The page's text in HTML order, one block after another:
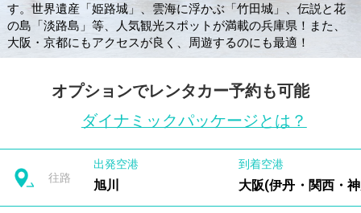
す。世界遺産「姫路城」、雲海に浮かぶ「竹田城」、伝説と花
の島「淡路島」等、人気観光スポットが満載の兵庫県！また、
大阪・京都にもアクセスが良く、周遊するのにも最適！
オプションでレンタカー予約も可能
ダイナミックパッケージとは？
往路
出発空港
旭川
到着空港
大阪(伊丹・関西・